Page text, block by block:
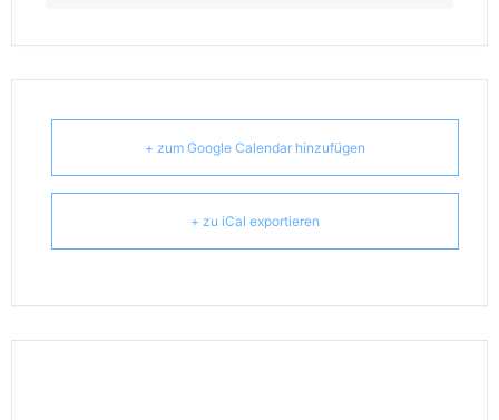
+ zum Google Calendar hinzufügen
+ zu iCal exportieren